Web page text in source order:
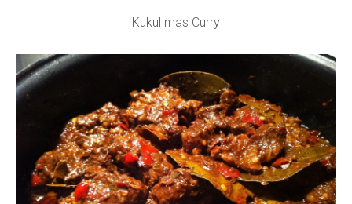
Kukul mas Curry